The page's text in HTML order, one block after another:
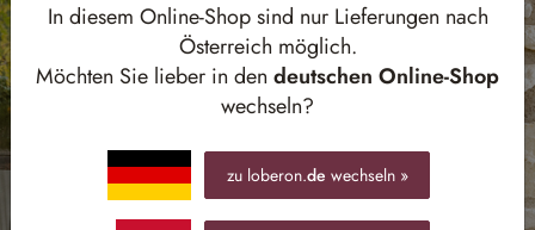
In diesem Online-Shop sind nur Lieferungen nach
Österreich möglich.
Möchten Sie lieber in den deutschen Online-Shop
wechseln?
zu loberon.de wechseln »